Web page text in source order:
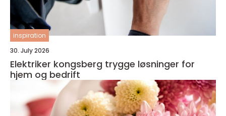
inspiration
30. July 2026
Elektriker kongsberg trygge løsninger for
hjem og bedrift